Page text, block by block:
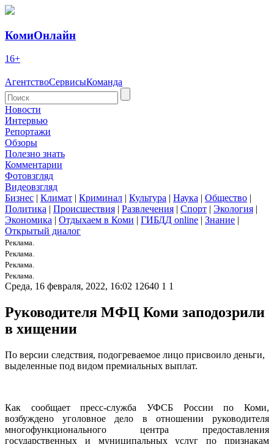
КомиОнлайн
16+
АгентствоСервисыКоманда
Новости
Интервью
Репортажи
Обзоры
Полезно знать
Комментарии
Фотовзгляд
Видеовзгляд
Бизнес | Климат | Криминал | Культура | Наука | Общество |
Политика | Происшествия | Развлечения | Спорт | Экология |
Экономика | Отдыхаем в Коми | ГИБДД online | Знание |
Открытый диалог
Реклама.
Реклама.
Реклама.
Реклама.
Среда, 16 февраля, 2022, 16:02 12640 1 1
Руководителя МФЦ Коми заподозрили
в хищении
По версии следствия, подогреваемое лицо присвоило деньги,
выделенные под видом премиальных выплат.
Как сообщает пресс-служба УФСБ России по Коми,
возбуждено уголовное дело в отношении руководителя
многофункционального центра предоставления
государственных и муниципальных услуг по признакам